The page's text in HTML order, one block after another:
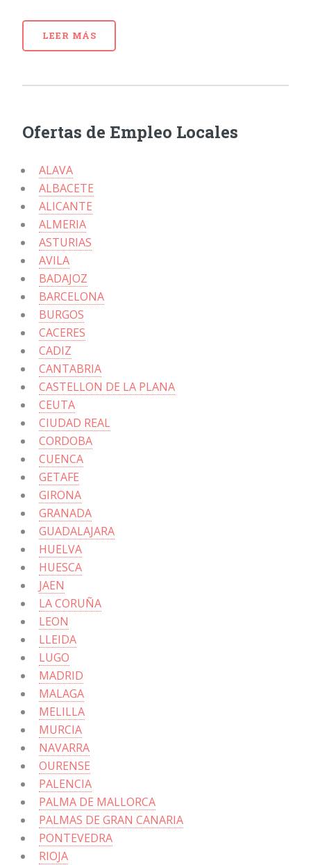
LEER MÁS
Ofertas de Empleo Locales
ALAVA
ALBACETE
ALICANTE
ALMERIA
ASTURIAS
AVILA
BADAJOZ
BARCELONA
BURGOS
CACERES
CADIZ
CANTABRIA
CASTELLON DE LA PLANA
CEUTA
CIUDAD REAL
CORDOBA
CUENCA
GETAFE
GIRONA
GRANADA
GUADALAJARA
HUELVA
HUESCA
JAEN
LA CORUÑA
LEON
LLEIDA
LUGO
MADRID
MALAGA
MELILLA
MURCIA
NAVARRA
OURENSE
PALENCIA
PALMA DE MALLORCA
PALMAS DE GRAN CANARIA
PONTEVEDRA
RIOJA